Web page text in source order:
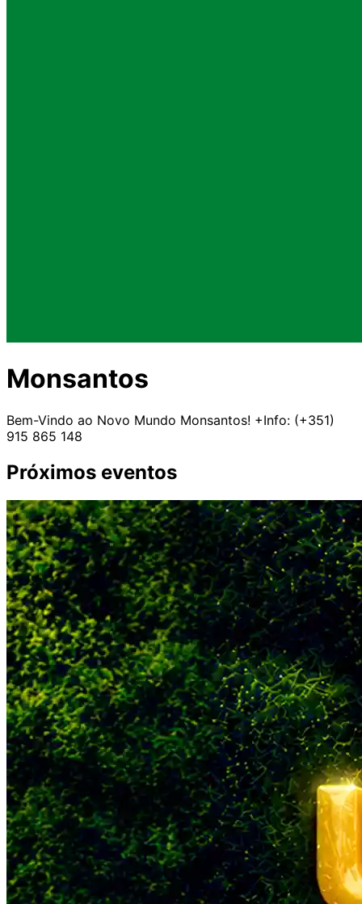
Monsantos
Bem-Vindo ao Novo Mundo Monsantos! +Info: (+351)
915 865 148
Próximos eventos